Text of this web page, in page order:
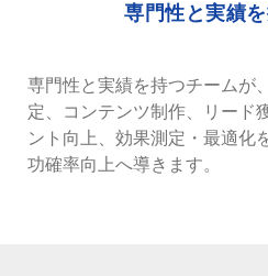
専門性と実績
専門性と実績を持つチームが
定、コンテンツ制作、リード
ント向上、効果測定・最適化
功確率向上へ導きます。